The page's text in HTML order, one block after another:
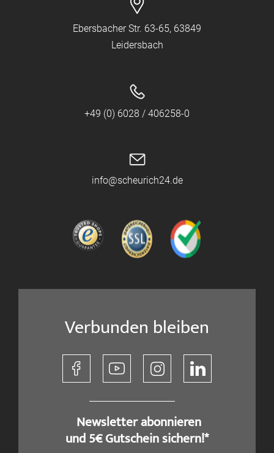
Ebersbacher Str. 63-65, 63849
Leidersbach
+49 (0) 6028 / 406258-0
info@scheurich24.de
Verbunden bleiben
​ Newsletter abonnieren
und 5€ Gutschein sichern!*